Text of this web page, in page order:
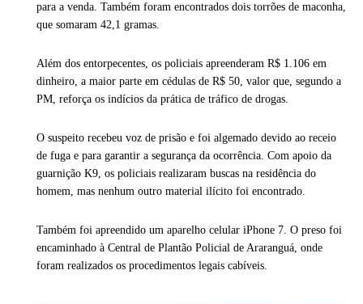
para a venda. Também foram encontrados dois torrões de maconha,
que somaram 42,1 gramas.
Além dos entorpecentes, os policiais apreenderam R$ 1.106 em
dinheiro, a maior parte em cédulas de R$ 50, valor que, segundo a
PM, reforça os indícios da prática de tráfico de drogas.
O suspeito recebeu voz de prisão e foi algemado devido ao receio
de fuga e para garantir a segurança da ocorrência. Com apoio da
guarnição K9, os policiais realizaram buscas na residência do
homem, mas nenhum outro material ilícito foi encontrado.
Também foi apreendido um aparelho celular iPhone 7. O preso foi
encaminhado à Central de Plantão Policial de Araranguá, onde
foram realizados os procedimentos legais cabíveis.